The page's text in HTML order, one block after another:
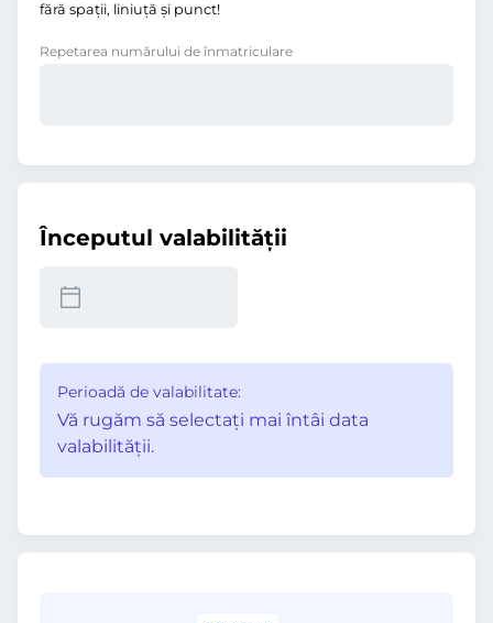
fără spații, liniuţă și punct!
Repetarea numărului de înmatriculare
Începutul valabilităţii
Perioadă de valabilitate:
Vă rugăm să selectaţi mai întâi data
valabilităţii.